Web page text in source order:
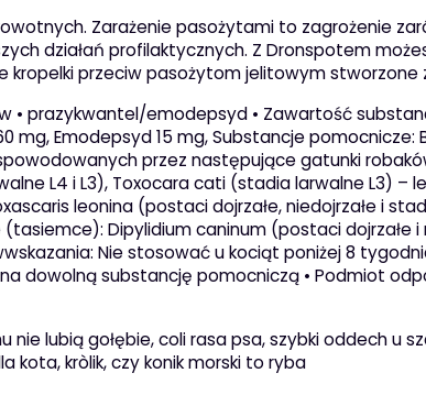
Zarażenie pasożytami to zagrożenie
działań profilaktycznych. Z Dronspotem
przeciw pasożytom jelitowym stworzone
prazykwantel/emodepsyd • Zawartość
Emodepsyd 15 mg, Substancje pomocnicze:
przez następujące gatunki
L4 i L3), Toxocara cati (stadia larwalne L3) –
leonina (postaci dojrzałe, niedojrzałe i
(tasiemce): Dipylidium caninum (postaci
Nie stosować u kociąt poniżej 8
dowolną substancję pomocniczą • Podmiot
lubią gołębie, coli rasa psa, szybki oddech u
kota, kròlik, czy konik morski to ryba